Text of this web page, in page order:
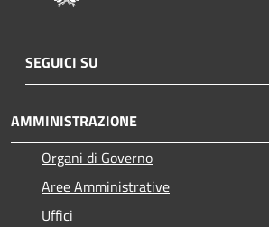
SEGUICI SU
AMMINISTRAZIONE
Organi di Governo
Aree Amministrative
Uffici